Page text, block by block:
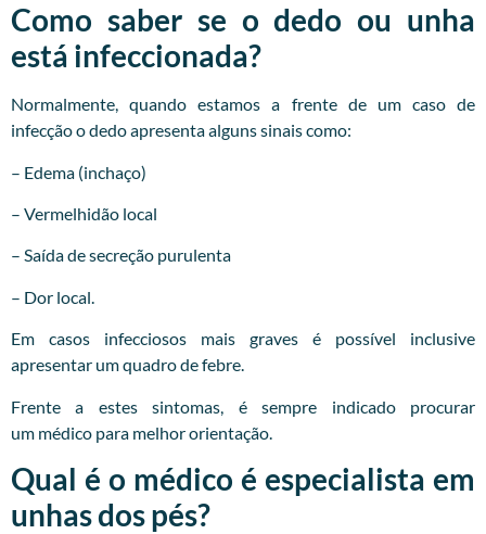
Como saber se o dedo ou unha
está infeccionada?
Normalmente, quando estamos a frente de um caso de
infecção o dedo apresenta alguns sinais como:
– Edema (inchaço)
– Vermelhidão local
– Saída de secreção purulenta
– Dor local.
Em casos infecciosos mais graves é possível inclusive
apresentar um quadro de febre.
Frente a estes sintomas, é sempre indicado procurar
um médico para melhor orientação.
Qual é o médico é especialista em
unhas dos pés?